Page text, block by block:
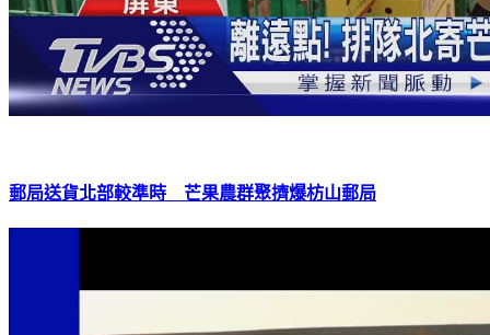
郵局送貨北部較準時 芒果農群聚擠爆枋山郵局